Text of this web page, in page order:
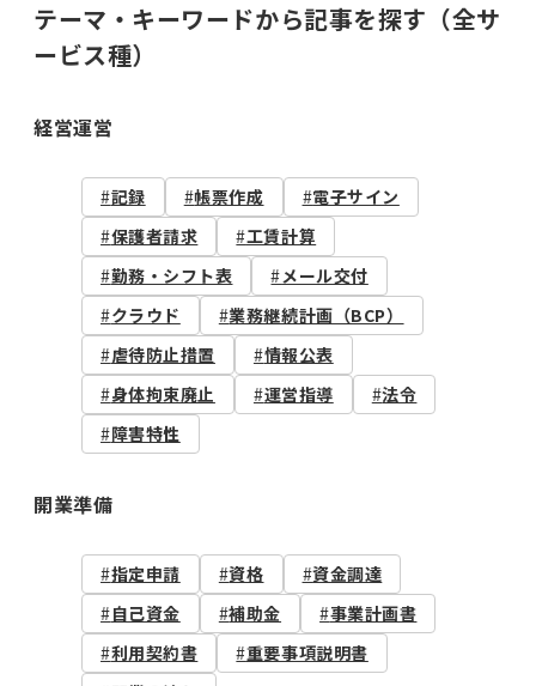
テーマ・キーワードから記事を探す（全サ
ービス種）
経営運営
記録 帳票作成
電子サイン
保護者請求
工賃計算
勤務・シフト表
メール交付
クラウド
業務継続計画（BCP）
虐待防止措置
情報公表
身体拘束廃止
運営指導
法令
障害特性
開業準備
指定申請 資格
資金調達
自己資金
補助金
事業計画書
利用契約書
重要事項説明書